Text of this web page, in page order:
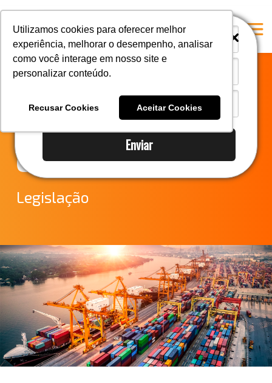
Enviar
Utilizamos cookies para oferecer melhor
experiência, melhorar o desempenho, analisar
como você interage em nosso site e
personalizar conteúdo.
Recusar Cookies Aceitar Cookies
i
i
A Mastersul
Responsabilidade social
Blog
LEGISLAÇÕES E
NOTÍCIAS DO
COMEX
Legislação